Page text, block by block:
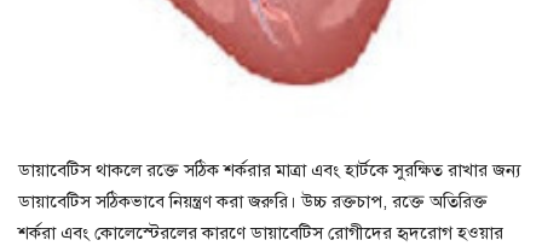
ডায়াবেটিস থাকলে রক্তে সঠিক শর্করার মাত্রা এবং হার্টকে সুরক্ষিত রাখার জন্য
ডায়াবেটিস সঠিকভাবে নিয়ন্ত্রণ করা জরুরি। উচ্চ রক্তচাপ, রক্তে অতিরিক্ত
শর্করা এবং কোলেস্টেরলের কারণে ডায়াবেটিস রোগীদের হৃদরোগ হওয়ার